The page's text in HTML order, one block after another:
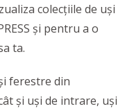
colecțiile de uși
și pentru a o
ta.
ferestre din
și uși de intrare, uși